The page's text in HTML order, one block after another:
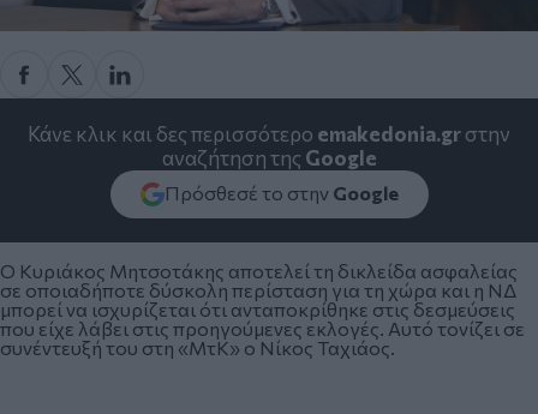
Κάνε κλικ και δες περισσότερο emakedonia.grστην
αναζήτηση της Google
Πρόσθεσέ το στην Google
Ο Κυριάκος Μητσοτάκης αποτελεί τη δικλείδα ασφαλείας
σε οποιαδήποτε δύσκολη περίσταση για τη χώρα και η ΝΔ
μπορεί να ισχυρίζεται ότι ανταποκρίθηκε στις δεσμεύσεις
που είχε λάβει στις προηγούμενες εκλογές. Αυτό τονίζει σε
συνέντευξή του στη «ΜτΚ» ο Νίκος Ταχιάος.